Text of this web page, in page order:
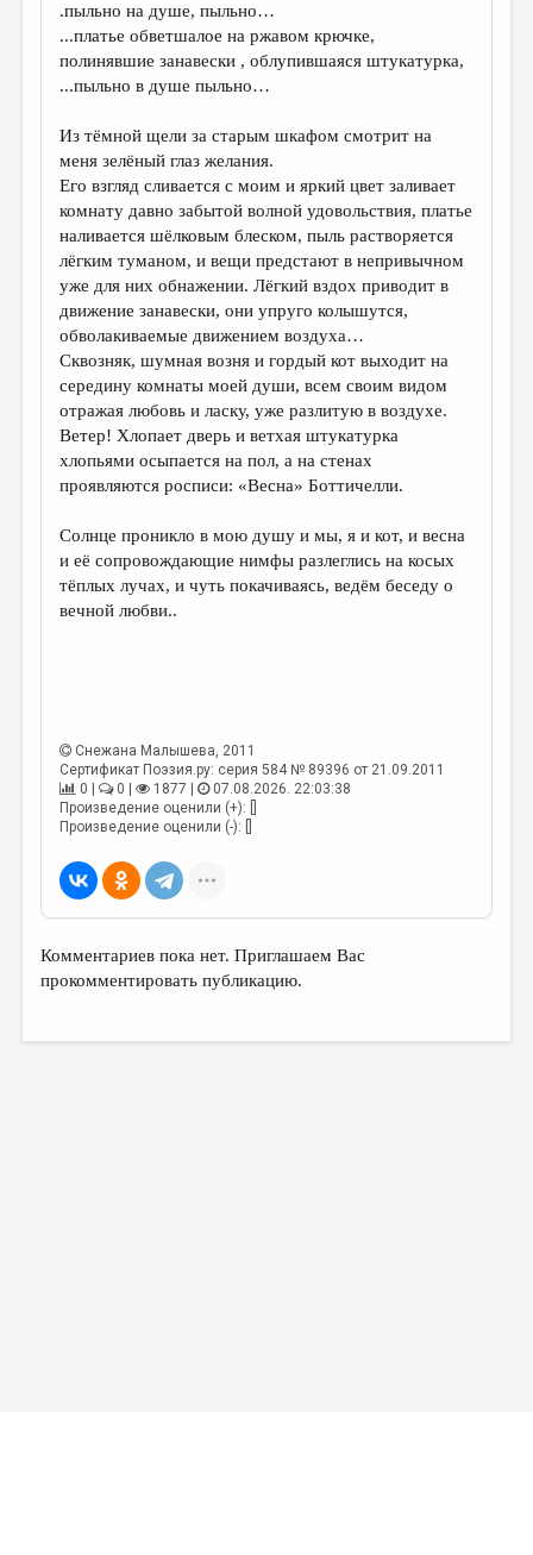
.пыльно на душе, пыльно…
...платье обветшалое на ржавом крючке,
полинявшие занавески , облупившаяся штукатурка,
...пыльно в душе пыльно…
Из тёмной щели за старым шкафом смотрит на
меня зелёный глаз желания.
Его взгляд сливается с моим и яркий цвет заливает
комнату давно забытой волной удовольствия, платье
наливается шёлковым блеском, пыль растворяется
лёгким туманом, и вещи предстают в непривычном
уже для них обнажении. Лёгкий вздох приводит в
движение занавески, они упруго колышутся,
обволакиваемые движением воздуха…
Сквозняк, шумная возня и гордый кот выходит на
середину комнаты моей души, всем своим видом
отражая любовь и ласку, уже разлитую в воздухе.
Ветер! Хлопает дверь и ветхая штукатурка
хлопьями осыпается на пол, а на стенах
проявляются росписи: «Весна» Боттичелли.
Солнце проникло в мою душу и мы, я и кот, и весна
и её сопровождающие нимфы разлеглись на косых
тёплых лучах, и чуть покачиваясь, ведём беседу о
вечной любви..
Снежана Малышева, 2011
Сертификат Поэзия.ру: серия 584 № 89396 от 21.09.2011
0 |
0 | 1877 |
07.08.2026. 22:03:38
Произведение оценили (+): []
Произведение оценили (-): []
Комментариев пока нет. Приглашаем Вас
прокомментировать публикацию.